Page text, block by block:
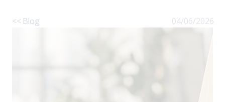
<< Blog 04/06/2026